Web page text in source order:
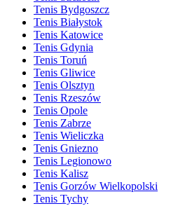
Tenis Bydgoszcz
Tenis Białystok
Tenis Katowice
Tenis Gdynia
Tenis Toruń
Tenis Gliwice
Tenis Olsztyn
Tenis Rzeszów
Tenis Opole
Tenis Zabrze
Tenis Wieliczka
Tenis Gniezno
Tenis Legionowo
Tenis Kalisz
Tenis Gorzów Wielkopolski
Tenis Tychy